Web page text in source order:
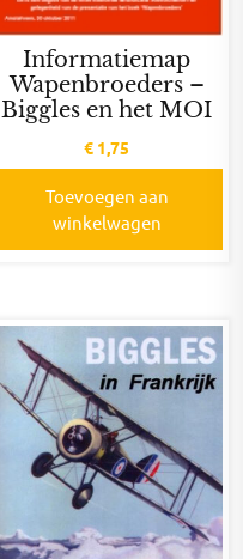
Informatiemap
Wapenbroeders –
Biggles en het MOI
€ 1,75
Toevoegen aan
winkelwagen